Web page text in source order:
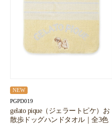
NEW
PGPD019
gelato pique（ジェラートピケ）お
散歩ドッグハンドタオル｜全3色